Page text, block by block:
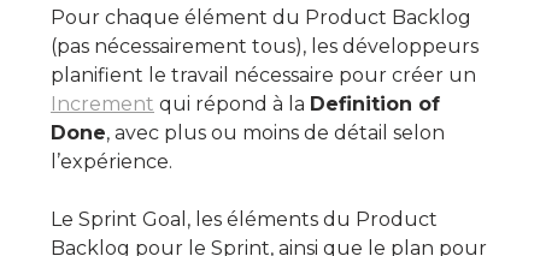
Pour chaque élément du Product Backlog
(pas nécessairement tous), les développeurs
planifient le travail nécessaire pour créer un
Increment qui répond à la Definition of
Done, avec plus ou moins de détail selon
l’expérience.
Le Sprint Goal, les éléments du Product
Backlog pour le Sprint, ainsi que le plan pour